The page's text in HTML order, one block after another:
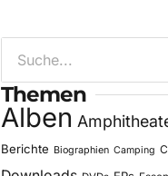
Themen
Alben
Berichte Biographien Camping